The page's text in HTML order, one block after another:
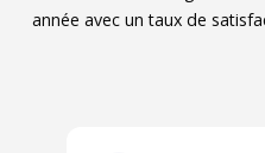
année avec un taux de